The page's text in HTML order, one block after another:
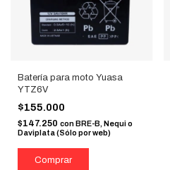
Batería para moto Yuasa
YTZ6V
$155.000
$147.250 con BRE-B, Nequi o
Daviplata (Sólo por web)